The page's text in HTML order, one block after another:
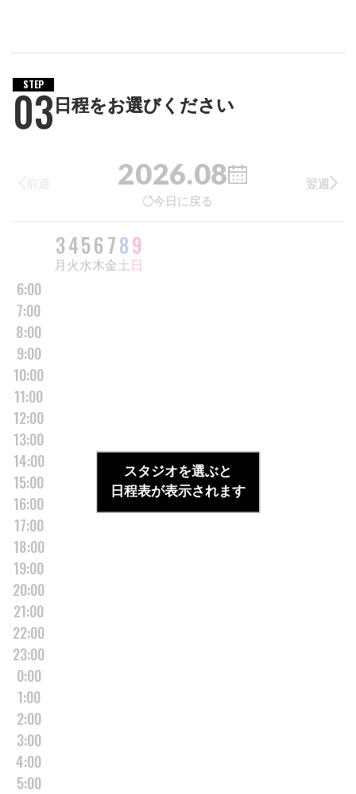
STEP
03日程をお選びください
スタジオを選ぶと
日程表が表示されます
前週 2026.08
今日に戻る
翌週
6:00
7:00
8:00
9:00
10:00
11:00
12:00
13:00
14:00
15:00
16:00
17:00
18:00
19:00
20:00
21:00
22:00
23:00
0:00
1:00
2:00
3:00
4:00
5:00
3
月
4
火
5
水
6
木
7
金
8
土
9
日